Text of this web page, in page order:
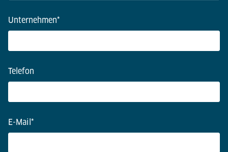
Unternehmen*
Telefon
E-Mail *